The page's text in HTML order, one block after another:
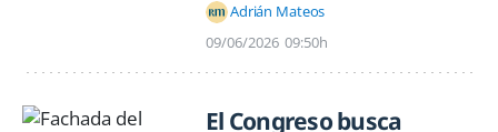
Adrián Mateos
09/06/2026 09:50h
El Congreso busca